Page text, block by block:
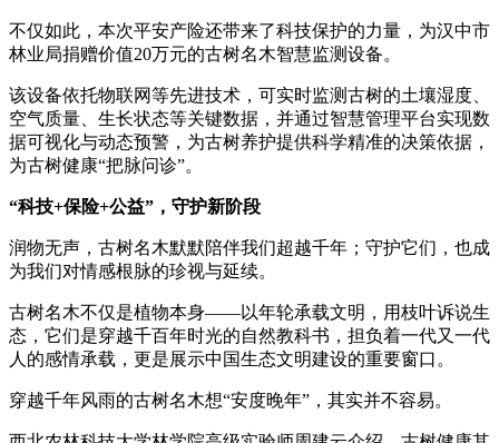
不仅如此，本次平安产险还带来了科技保护的力量，为汉中市
林业局捐赠价值20万元的古树名木智慧监测设备。
该设备依托物联网等先进技术，可实时监测古树的土壤湿度、
空气质量、生长状态等关键数据，并通过智慧管理平台实现数
据可视化与动态预警，为古树养护提供科学精准的决策依据，
为古树健康“把脉问诊”。
“科技+保险+公益”，守护新阶段
润物无声，古树名木默默陪伴我们超越千年；守护它们，也成
为我们对情感根脉的珍视与延续。
古树名木不仅是植物本身——以年轮承载文明，用枝叶诉说生
态，它们是穿越千百年时光的自然教科书，担负着一代又一代
人的感情承载，更是展示中国生态文明建设的重要窗口。
穿越千年风雨的古树名木想“安度晚年”，其实并不容易。